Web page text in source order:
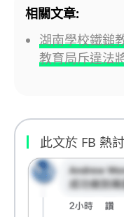
相關文章:
湖南學校鐵鎚
教育局斥違法
此文於 FB 熱